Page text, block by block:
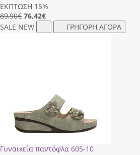
ΕΚΠΤΩΣΗ 15%
89,90€ 76,42€
SALE NEW ΓΡΗΓΟΡΗ ΑΓΟΡΑ
Γυναικεία παντόφλα 605-10